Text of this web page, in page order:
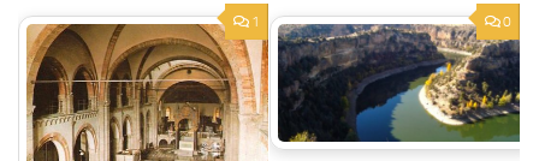
1 0